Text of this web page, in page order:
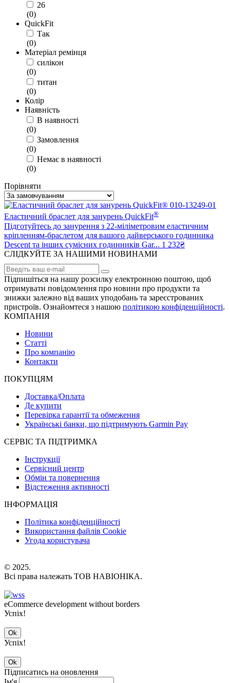
26
(0)
QuickFit
Так
(0)
Матеріал ремінця
силікон
(0)
титан
(0)
Колір
Наявність
В наявності
(0)
Замовлення
(0)
Немає в наявності
(0)
Порівняти
Еластичний браслет для занурень QuickFit®
Підготуйтесь до занурення з 22-міліметровим еластичним
кріпленням-браслетом для вашого дайверського годинника
Descent та інших сумісних годинників Gar... 1 232₴
СЛІДКУЙТЕ ЗА НАШИМИ НОВИНАМИ
Підпишіться на нашу розсилку електронною поштою, щоб
отримувати повідомлення про новини про продукти та
знижки залежно від ваших уподобань та зареєстрованих
пристроїв. Ознайомтеся з нашою політикою конфіденційності.
КОМПАНІЯ
Новини
Статті
Про компанію
Контакти
ПОКУПЦЯМ
Доставка/Оплата
Де купити
Перевірка гарантії та обмеження
Українські банки, що підтримують Garmin Pay
СЕРВІС ТА ПІДТРИМКА
Інструкції
Сервісний центр
Обмін та повернення
Відстеження активності
ІНФОРМАЦІЯ
Політика конфіденційності
Використання файлів Cookie
Угода користувача
© 2025.
Всі права належать ТОВ НАВІОНІКА.
eCommerce development without borders
Успіх!
Ok
Успіх!
Ok
Підписатись на оновлення